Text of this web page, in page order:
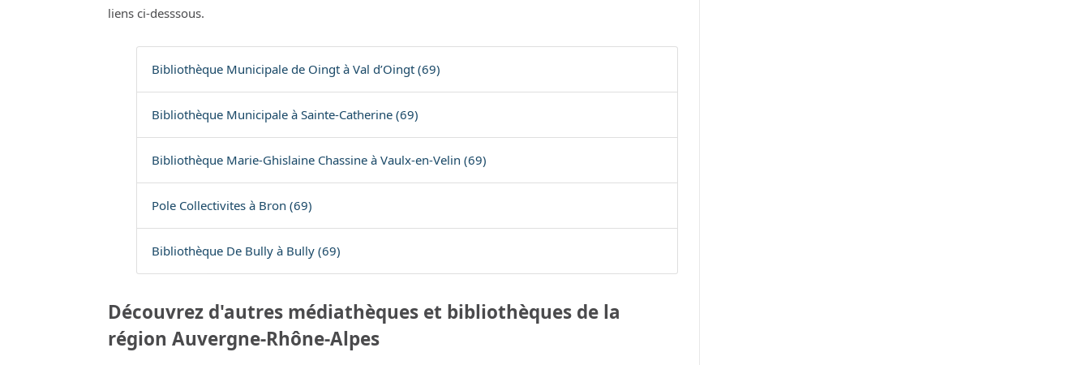
liens ci-desssous.
Bibliothèque Municipale de Oingt à Val d’Oingt (69)
Bibliothèque Municipale à Sainte-Catherine (69)
Bibliothèque Marie-Ghislaine Chassine à Vaulx-en-Velin (69)
Pole Collectivites à Bron (69)
Bibliothèque De Bully à Bully (69)
Découvrez d'autres médiathèques et bibliothèques de la
région Auvergne-Rhône-Alpes